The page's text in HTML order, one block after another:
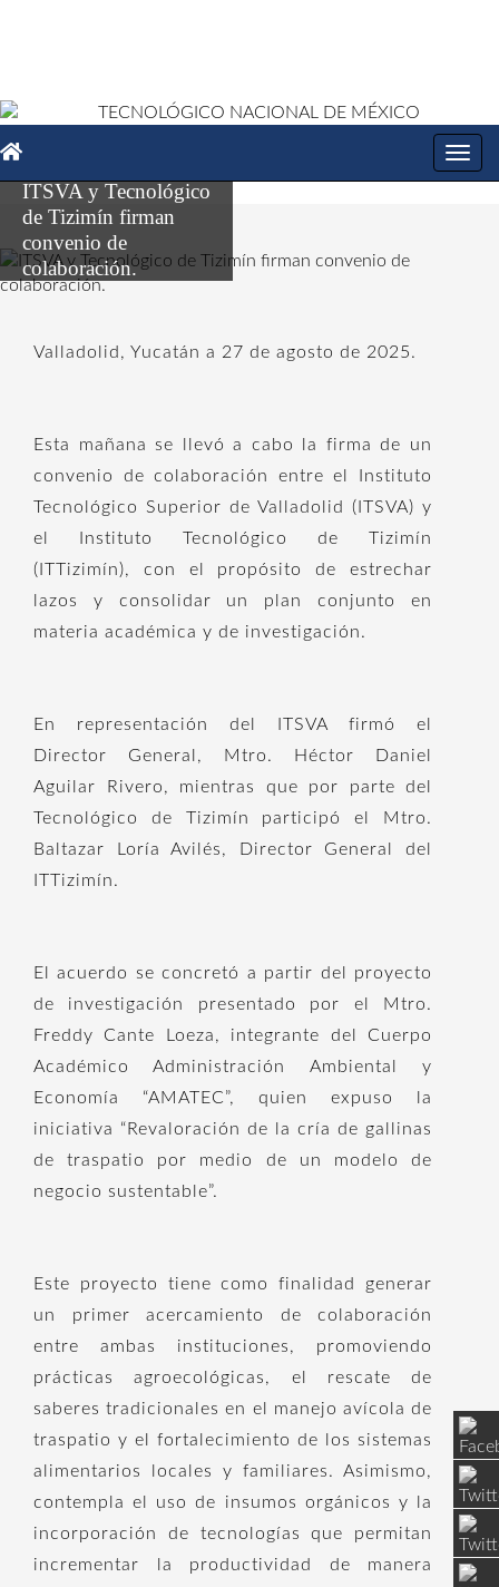
ITSVA y Tecnológico
de Tizimín firman
convenio de
colaboración.
Valladolid, Yucatán a 27 de agosto de 2025.
Esta mañana se llevó a cabo la firma de un
convenio de colaboración entre el Instituto
Tecnológico Superior de Valladolid (ITSVA) y
el Instituto Tecnológico de Tizimín
(ITTizimín), con el propósito de estrechar
lazos y consolidar un plan conjunto en
materia académica y de investigación.
En representación del ITSVA firmó el
Director General, Mtro. Héctor Daniel
Aguilar Rivero, mientras que por parte del
Tecnológico de Tizimín participó el Mtro.
Baltazar Loría Avilés, Director General del
ITTizimín.
El acuerdo se concretó a partir del proyecto
de investigación presentado por el Mtro.
Freddy Cante Loeza, integrante del Cuerpo
Académico Administración Ambiental y
Economía “AMATEC”, quien expuso la
iniciativa “Revaloración de la cría de gallinas
de traspatio por medio de un modelo de
negocio sustentable”.
Este proyecto tiene como finalidad generar
un primer acercamiento de colaboración
entre ambas instituciones, promoviendo
prácticas agroecológicas, el rescate de
saberes tradicionales en el manejo avícola de
traspatio y el fortalecimiento de los sistemas
alimentarios locales y familiares. Asimismo,
contempla el uso de insumos orgánicos y la
incorporación de tecnologías que permitan
incrementar la productividad de manera